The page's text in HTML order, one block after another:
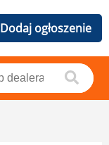
Dodaj ogłoszenie